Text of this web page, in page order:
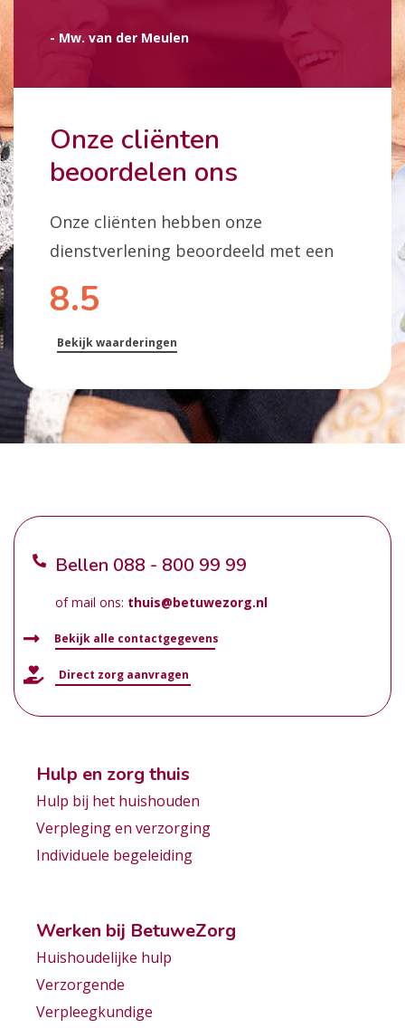
Onze cliënten
beoordelen ons
Onze cliënten hebben onze
dienstverlening beoordeeld met een
8.5
Bekijk waarderingen
- Mw. van der Meulen
Bellen 088 - 800 99 99
of mail ons: thuis@betuwezorg.nl
Bekijk alle contactgegevens
Direct zorg aanvragen
Hulp en zorg thuis
Hulp bij het huishouden
Verpleging en verzorging
Individuele begeleiding
Werken bij BetuweZorg
Huishoudelijke hulp
Verzorgende
Verpleegkundige